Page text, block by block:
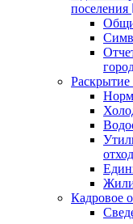
поселения
Кадровое